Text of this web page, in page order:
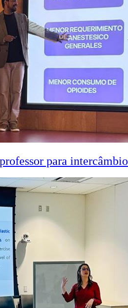
para intercâmbio